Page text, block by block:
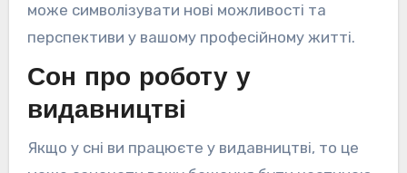
може символізувати нові можливості та
перспективи у вашому професійному житті.
Сон про роботу у
видавництві
Якщо у сні ви працюєте у видавництві, то це